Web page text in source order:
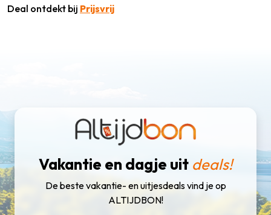
Deal ontdekt bij Prijsvrij
Vakantie en dagje uit deals!
De beste vakantie- en uitjesdeals vind je op
ALTIJDBON!